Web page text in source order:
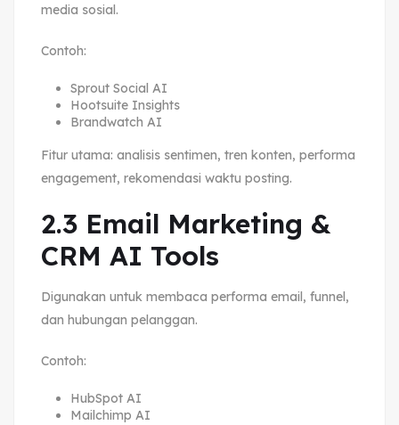
media sosial.
Contoh:
Sprout Social AI
Hootsuite Insights
Brandwatch AI
Fitur utama: analisis sentimen, tren konten, performa
engagement, rekomendasi waktu posting.
2.3 Email Marketing &
CRM AI Tools
Digunakan untuk membaca performa email, funnel,
dan hubungan pelanggan.
Contoh:
HubSpot AI
Mailchimp AI